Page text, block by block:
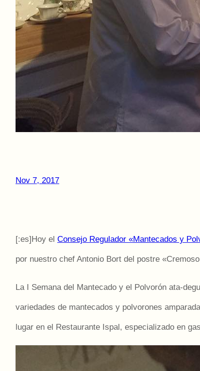
Nov 7, 2017
[:es]Hoy el Consejo Regulador «Mantecados y
por nuestro chef Antonio Bort del postre
La I Semana del Mantecado y el Polvorón ata-
variedades de mantecados y polvorones
lugar en el Restaurante Ispal, especializado en